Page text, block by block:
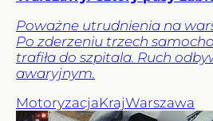
Poważne utrudnienia na
Po zderzeniu trzech
trafiła do szpitala. Ruch
awaryjnym.
MotoryzacjaKrajWarszawa